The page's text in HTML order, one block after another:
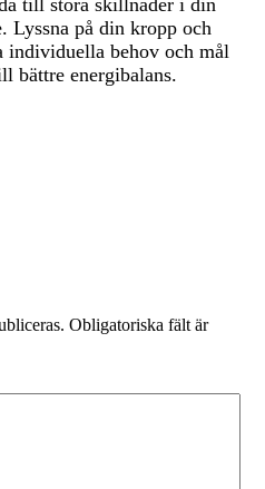
till stora skillnader i din
Lyssna på din kropp och
individuella behov och mål
bättre energibalans.
Obligatoriska fält är